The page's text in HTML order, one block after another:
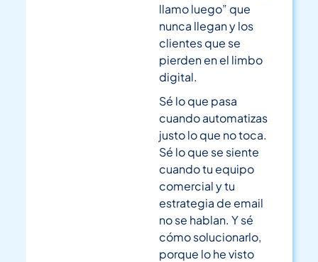
llamo luego” que
nunca llegan y los
clientes que se
pierden en el limbo
digital.
Sé lo que pasa
cuando automatizas
justo lo que no toca.
Sé lo que se siente
cuando tu equipo
comercial y tu
estrategia de email
no se hablan. Y sé
cómo solucionarlo,
porque lo he visto